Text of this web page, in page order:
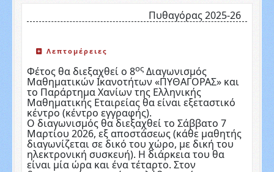
Πυθαγόρας 2025-26
Λεπτομέρειες
Φέτος θα διεξαχθεί ο 8ος Διαγωνισμός
Μαθηματικών Ικανοτήτων «ΠΥΘΑΓΟΡΑΣ» και
το Παράρτημα Χανίων της Ελληνικής
Μαθηματικής Εταιρείας θα είναι εξεταστικό
κέντρο (κέντρο εγγραφής).
Ο διαγωνισμός θα διεξαχθεί το Σάββατο 7
Μαρτίου 2026, εξ αποστάσεως (κάθε μαθητής
διαγωνίζεται σε δικό του χώρο, με δική του
ηλεκτρονική συσκευή). Η διάρκεια του θα
είναι μία ώρα και ένα τέταρτο. Στον